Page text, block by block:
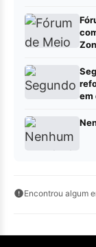
em
Encontrou algum